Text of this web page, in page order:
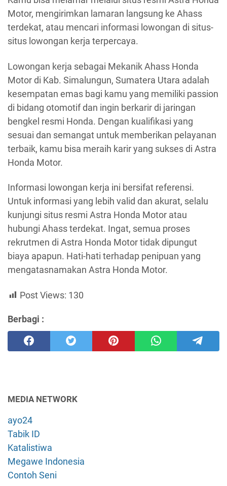
Motor, mengirimkan lamaran langsung ke Ahass
terdekat, atau mencari informasi lowongan di situs-
situs lowongan kerja terpercaya.
Lowongan kerja sebagai Mekanik Ahass Honda
Motor di Kab. Simalungun, Sumatera Utara adalah
kesempatan emas bagi kamu yang memiliki passion
di bidang otomotif dan ingin berkarir di jaringan
bengkel resmi Honda. Dengan kualifikasi yang
sesuai dan semangat untuk memberikan pelayanan
terbaik, kamu bisa meraih karir yang sukses di Astra
Honda Motor.
Informasi lowongan kerja ini bersifat referensi.
Untuk informasi yang lebih valid dan akurat, selalu
kunjungi situs resmi Astra Honda Motor atau
hubungi Ahass terdekat. Ingat, semua proses
rekrutmen di Astra Honda Motor tidak dipungut
biaya apapun. Hati-hati terhadap penipuan yang
mengatasnamakan Astra Honda Motor.
Post Views: 130
Berbagi :
MEDIA NETWORK
ayo24
Tabik ID
Katalistiwa
Megawe Indonesia
Contoh Seni